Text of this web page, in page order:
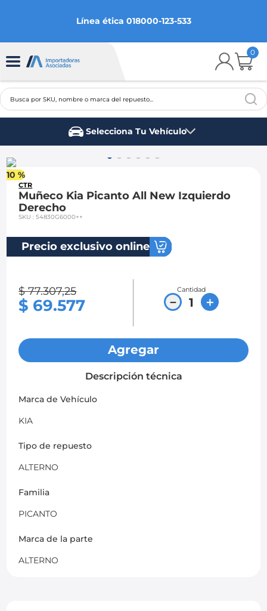
Línea ética 018000-123-533
0
Busca por SKU, nombre o marca del repuesto...
Selecciona Tu Vehículo
10 %
CTR
Muñeco Kia Picanto All New Izquierdo
Derecho
SKU:54830G6000++
Precio exclusivo online
$ 77.307,25
$ 69.577
Cantidad
＋
－
Agregar
Descripción técnica
Marca de Vehículo
KIA
Tipo de repuesto
ALTERNO
Familia
PICANTO
Marca de la parte
ALTERNO
2
3.
spark gt
ford fiesta
mazda 3
chevrolet spark gt
mazda 2